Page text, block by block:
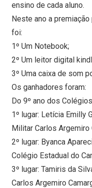
ensino de cada aluno.
Neste ano a
foi:
1º Um Notebook;
2º Um leitor digital
3º Uma caixa de som
Os ganhadores foram:
Do 9º ano dos
1º lugar: Letícia Emilly
Militar Carlos Argemiro
2º lugar: Byanca
Colégio Estadual do
3º lugar: Tamiris da
Carlos Argemiro